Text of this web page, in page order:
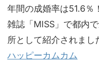
年間の成婚率は51.6％
雑誌「MISS」で都内
所として紹介されまし
ハッピーカムカム